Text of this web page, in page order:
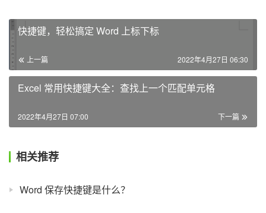
快捷键，轻松搞定 Word 上标下标
上一篇 2022年4月27日 06:30
Excel 常用快捷键大全：查找上一个匹配单元格
下一篇
2022年4月27日 07:00
相关推荐
Word 保存快捷键是什么？